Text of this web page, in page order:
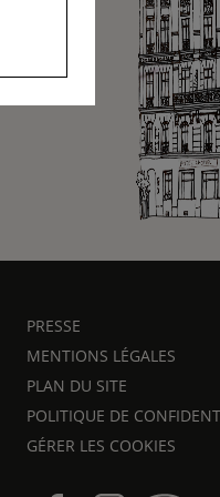
PRESSE
MENTIONS LÉGALES
PLAN DU SITE
POLITIQUE DE
GÉRER LES COOKIES